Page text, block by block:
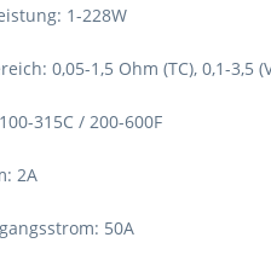
1-228W
0,05-1,5 Ohm (TC), 0,1-3,5
315C / 200-600F
2A
50A